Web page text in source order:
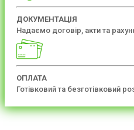
ДОКУМЕНТАЦІЯ
Надаємо договір, акти та
ОПЛАТА
Готівковий та безготівковий